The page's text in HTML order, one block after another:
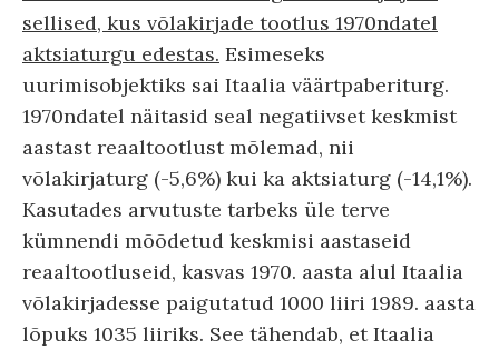
sellised, kus võlakirjade tootlus 1970ndatel
aktsiaturgu edestas. Esimeseks
uurimisobjektiks sai Itaalia väärtpaberiturg.
1970ndatel näitasid seal negatiivset keskmist
aastast reaaltootlust mõlemad, nii
võlakirjaturg (-5,6%) kui ka aktsiaturg (-14,1%).
Kasutades arvutuste tarbeks üle terve
kümnendi mõõdetud keskmisi aastaseid
reaaltootluseid, kasvas 1970. aasta alul Itaalia
võlakirjadesse paigutatud 1000 liiri 1989. aasta
lõpuks 1035 liiriks. See tähendab, et Itaalia